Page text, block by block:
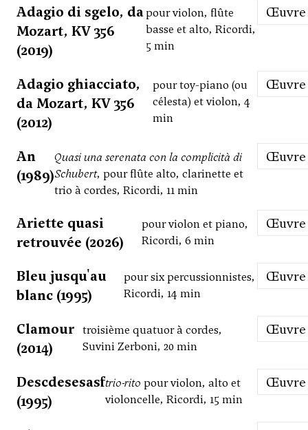
Adagio di sgelo, da
Mozart, KV 356
(2019)
pour violon, flûte
basse et alto, Ricordi,
5 min
Œuvre
Adagio ghiacciato,
da Mozart, KV 356
(2012)
pour toy-piano (ou
célesta) et violon, 4
min
Œuvre
An
(1989)
Quasi una serenata con la complicità di
Schubert, pour flûte alto, clarinette et
trio à cordes, Ricordi, 11 min
Œuvre
Ariette quasi
retrouvée (2026)
pour violon et piano,
Ricordi, 6 min
Œuvre
Bleu jusqu'au
blanc (1995)
pour six percussionnistes,
Ricordi, 14 min
Œuvre
Clamour
(2014)
troisième quatuor à cordes,
Suvini Zerboni, 20 min
Œuvre
Descdesesasf
(1995)
trio-rito pour violon, alto et
violoncelle, Ricordi, 15 min
Œuvre